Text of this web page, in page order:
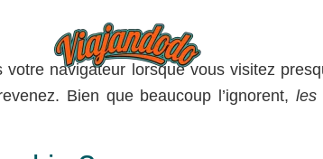
votre navigateur lorsque vous visitez
Bien que beaucoup l’ignorent, les